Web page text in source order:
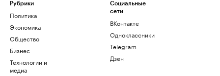
Рубрики
Политика
Экономика
Общество
Бизнес
Технологии и
медиа
Социальные
сети
ВКонтакте
Одноклассники
Telegram
Дзен